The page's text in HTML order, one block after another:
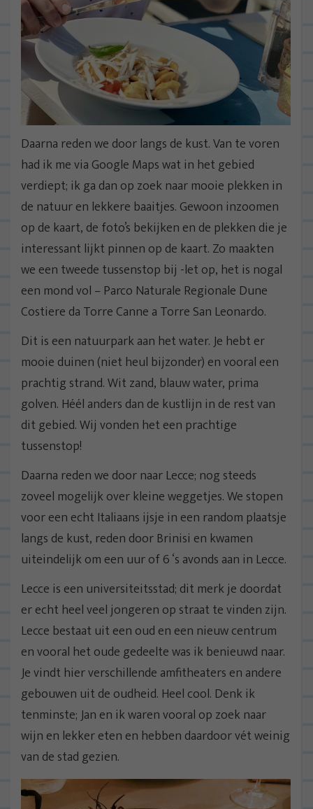
Daarna reden we door langs de kust. Van te voren
had ik me via Google Maps wat in het gebied
verdiept; ik ga dan op zoek naar mooie plekken in
de natuur en lekkere baaitjes. Gewoon inzoomen
op de kaart, de foto’s bekijken en de plekken die je
interessant lijkt pinnen op de kaart. Zo maakten
we een tweede tussenstop bij -let op, het is nogal
een mond vol – Parco Naturale Regionale Dune
Costiere da Torre Canne a Torre San Leonardo.
Dit is een natuurpark aan het water. Je hebt er
mooie duinen (niet heul bijzonder) en vooral een
prachtig strand. Wit zand, blauw water, prima
golven. Héél anders dan de kustlijn in de rest van
dit gebied. Wij vonden het een prachtige
tussenstop!
Daarna reden we door naar Lecce; nog steeds
zoveel mogelijk over kleine weggetjes. We stopen
voor een echt Italiaans ijsje in een random plaatsje
langs de kust, reden door Brinisi en kwamen
uiteindelijk om een uur of 6 ‘s avonds aan in Lecce.
Lecce is een universiteitsstad; dit merk je doordat
er echt heel veel jongeren op straat te vinden zijn.
Lecce bestaat uit een oud en een nieuw centrum
en vooral het oude gedeelte was ik benieuwd naar.
Je vindt hier verschillende amfitheaters en andere
gebouwen uit de oudheid. Heel cool. Denk ik
tenminste; Jan en ik waren vooral op zoek naar
wijn en lekker eten en hebben daardoor vét weinig
van de stad gezien.